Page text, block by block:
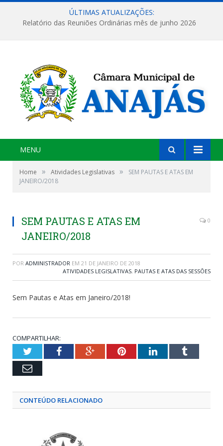
ÚLTIMAS ATUALIZAÇÕES:
Relatório das Reuniões Ordinárias mês de junho 2026
MENU
Home » Atividades Legislativas »
SEM PAUTAS E ATAS EM
JANEIRO/2018
SEM PAUTAS E ATAS EM
JANEIRO/2018
0
POR ADMINISTRADOR EM 21 DE JANEIRO DE 2018
ATIVIDADES LEGISLATIVAS, PAUTAS E ATAS DAS SESSÕES
Sem Pautas e Atas em Janeiro/2018!
COMPARTILHAR:
TwitterFacebookGoogle+PinterestLinkedInTumblr
Email
CONTEÚDO RELACIONADO